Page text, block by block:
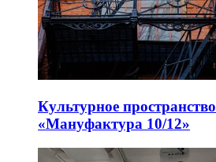
Культурное пространство
«Мануфактура 10/12»